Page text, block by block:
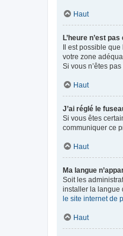
Haut
L’heure n’est
Il est possible
votre zone
Si vous n’êtes
Haut
J’ai réglé le
Si vous êtes
communiquer ce
Haut
Ma langue
Soit les
installer la langue
le site internet de
Haut